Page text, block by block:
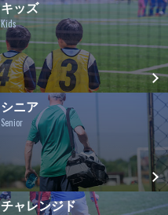
キッズ
Kids
シニア
Senior
チャレンジド